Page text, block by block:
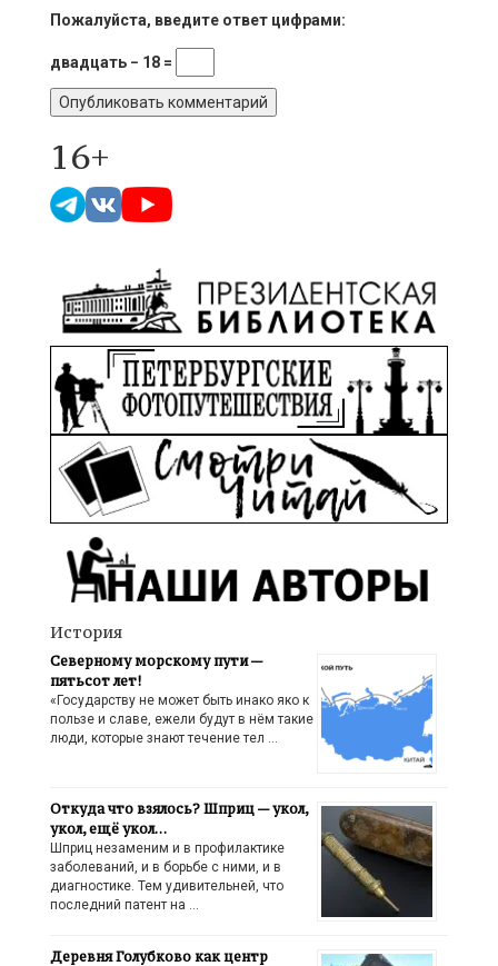
Пожалуйста, введите ответ цифрами:
двадцать − 18 =
16+
История
Северному морскому пути —
пятьсот лет!
«Государству не может быть инако яко к
пользе и славе, ежели будут в нём такие
люди, которые знают течение тел …
Откуда что взялось? Шприц — укол,
укол, ещё укол…
Шприц незаменим и в профилактике
заболеваний, и в борьбе с ними, и в
диагностике. Тем удивительней, что
последний патент на …
Деревня Голубково как центр